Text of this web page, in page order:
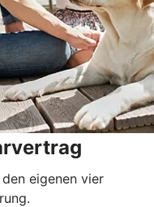
eigenen vier